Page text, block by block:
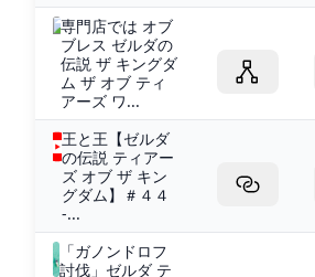
専門店では オブ
ブレス ゼルダの
伝説 ザ キングダ
ム ザ オブ ティ
アーズ ワ...
王と王【ゼルダ
の伝説 ティアー
ズ オブ ザ キン
グダム】＃４４
-...
「ガノンドロフ
討伐」ゼルダ テ